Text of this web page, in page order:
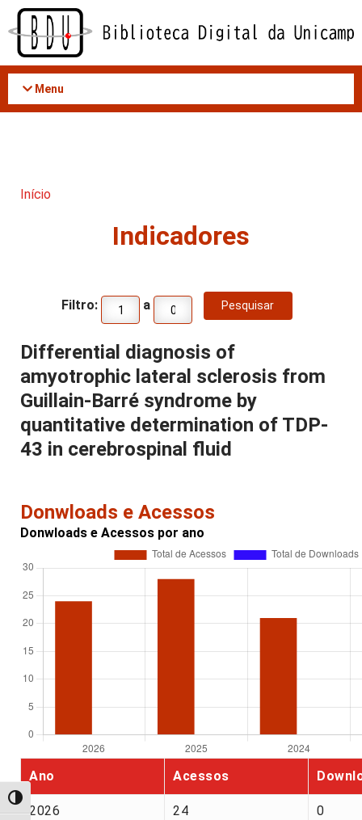
Acessar
conteúdo
Alternar alto contraste
Menu
Início
Indicadores
Filtro: a
Differential diagnosis of
amyotrophic lateral sclerosis from
Guillain-Barré syndrome by
quantitative determination of TDP-
43 in cerebrospinal fluid
Donwloads e Acessos
Donwloads e Acessos por ano
Ano Acessos
2026 24 0